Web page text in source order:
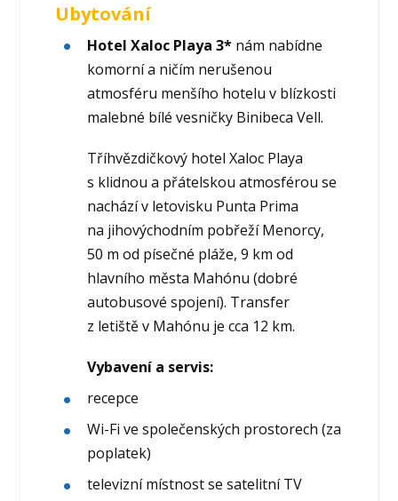
Ubytování
Hotel Xaloc Playa 3* nám nabídne
komorní a ničím nerušenou
atmosféru menšího hotelu v blízkosti
malebné bílé vesničky Binibeca Vell.
Tříhvězdičkový hotel Xaloc Playa
s klidnou a přátelskou atmosférou se
nachází v letovisku Punta Prima
na jihovýchodním pobřeží Menorcy,
50 m od písečné pláže, 9 km od
hlavního města Mahónu (dobré
autobusové spojení). Transfer
z letiště v Mahónu je cca 12 km.
Vybavení a servis:
recepce
Wi-Fi ve společenských prostorech (za
poplatek)
televizní místnost se satelitní TV